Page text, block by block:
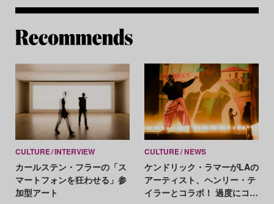
CULTURE INTERVIEW
カールステン・フラーの「ス
マートフォンを狂わせる」参
加型アート
CULTURE NEWS
ケンドリック・ラマーがLAの
アーティスト、ヘンリー・テ
イラーとコラボ！ 過度にコン